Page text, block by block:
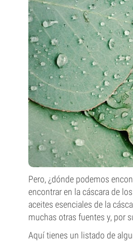
Pero, ¿dónde podemos
encontrar en la cáscara de
aceites esenciales de la
muchas otras fuentes y, por
Aquí tienes un listado de